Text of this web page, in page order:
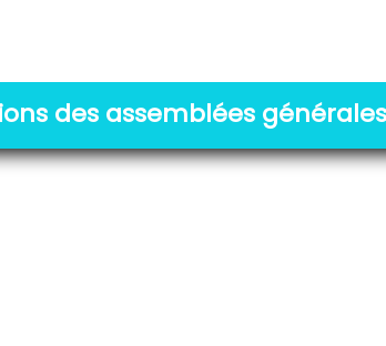
des assemblées générales